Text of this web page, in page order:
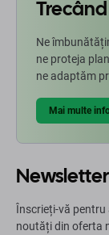
Ne
ne proteja
ne adaptăm
Mai multe
Înscrieți-vă
noutăți din oferta